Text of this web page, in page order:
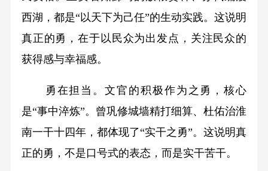
西湖，都是“以天下为己任”的生动实践。这说明
真正的勇，在于以民众为出发点，关注民众的
获得感与幸福感。
勇在担当。文官的积极作为之勇，核心
是“事中淬炼”。曾巩修城墙精打细算、杜佑治淮
南一干十四年，都体现了“实干之勇”。这说明真
正的勇，不是口号式的表态，而是实干苦干。